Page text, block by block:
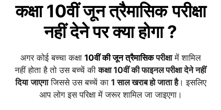
कक्षा 10वींजून त्रैमासिक परीक्षा
नहीं देने पर क्या होगा ?
अगर कोई बच्चा कक्षा 10वीं कीजून त्रैमासिकपरीक्षामें शामिल
नहीं होता है तो उस बच्चें कीकक्षा 10वीं की फाइनल परीक्षा देने नहीं
दिया जाएगाजिससे उस बच्चें का 1 साल खराब हो जाता है। इसलिए
आप लोग इस परिक्षा में जरूर शामिल जा जाइएगा।